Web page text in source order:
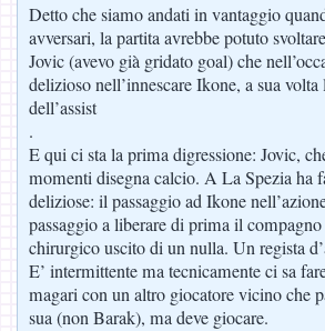
Detto che siamo andati in vantaggio
avversari, la partita avrebbe potuto
Jovic (avevo già gridato goal) che
delizioso nell’innescare Ikone, a sua
dell’assist
.
E qui ci sta la prima digressione: Jovic,
momenti disegna calcio. A La Spezia ha
deliziose: il passaggio ad Ikone
passaggio a liberare di prima il
chirurgico uscito di un nulla. Un regista
E’ intermittente ma tecnicamente ci sa
magari con un altro giocatore vicino che
sua (non Barak), ma deve giocare.